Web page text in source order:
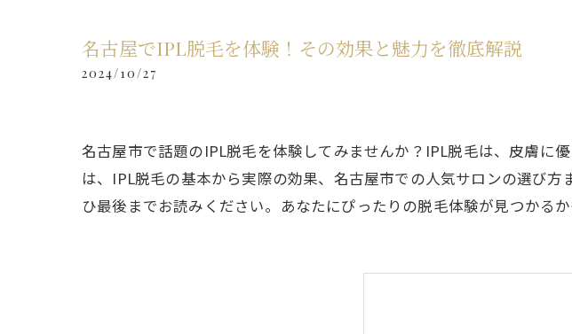
名古屋でIPL脱毛を体験！その効果と魅力を徹底解説
2024/10/27
名古屋市で話題のIPL脱毛を体験してみませんか？IPL脱毛は、皮膚に
は、IPL脱毛の基本から実際の効果、名古屋市での人気サロンの選び
ひ最後までお読みください。あなたにぴったりの脱毛体験が見つかるか